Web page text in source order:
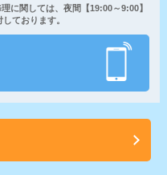
に関しては、夜間【19:00～9:00】
ております。